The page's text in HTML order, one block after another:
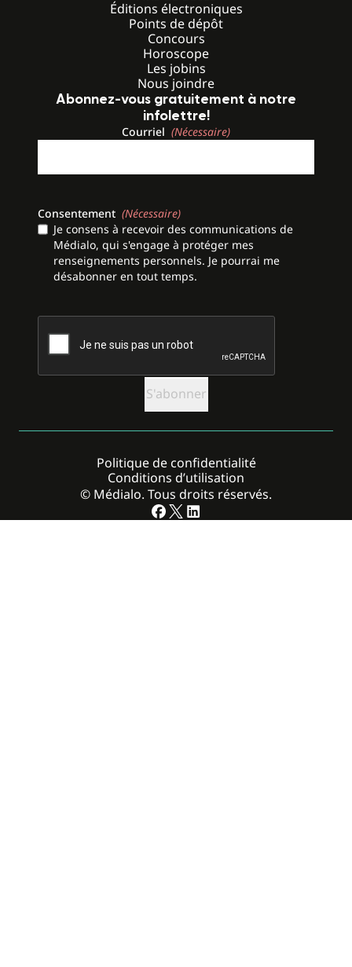
Éditions électroniques
Points de dépôt
Concours
Horoscope
Les jobins
Nous joindre
Abonnez-vous gratuitement à notre
infolettre!
Courriel (Nécessaire)
Consentement (Nécessaire)
Je consens à recevoir des communications de
Médialo, qui s'engage à protéger mes
renseignements personnels. Je pourrai me
désabonner en tout temps.
CAPTCHA
© Médialo. Tous droits réservés.
Politique de confidentialité
Conditions d’utilisation